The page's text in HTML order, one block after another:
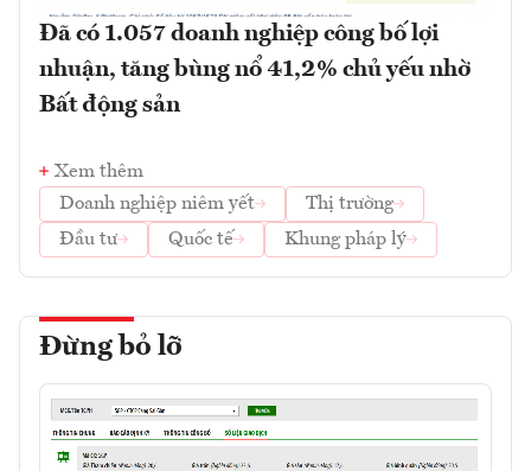
Đã có 1.057 doanh nghiệp công bố lợi
nhuận, tăng bùng nổ 41,2% chủ yếu nhờ
Bất động sản
Xem thêm
Doanh nghiệp niêm yết
Thị trường
Đầu tư
Quốc tế Khung pháp lý
Đừng bỏ lỡ